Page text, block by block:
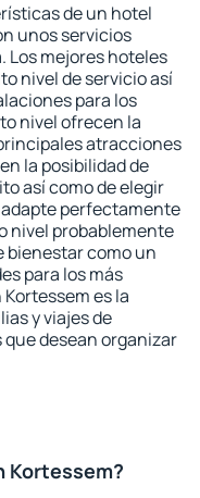
de un hotel
unos servicios
Los mejores hoteles
nivel de servicio así
para los
nivel ofrecen la
atracciones
la posibilidad de
así como de elegir
perfectamente
nivel probablemente
bienestar como un
para los más
es la
y viajes de
desean organizar
Kortessem?